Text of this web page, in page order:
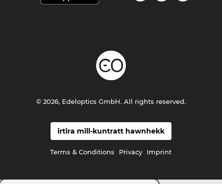
irtira mill-kuntratt hawnhekk
Terms & Conditions Privacy Imprint
© 2026, Edeloptics GmbH. All rights reserved.